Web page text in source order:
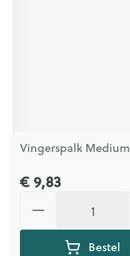
Vingerspalk Medium
€ 9,83
Bestel